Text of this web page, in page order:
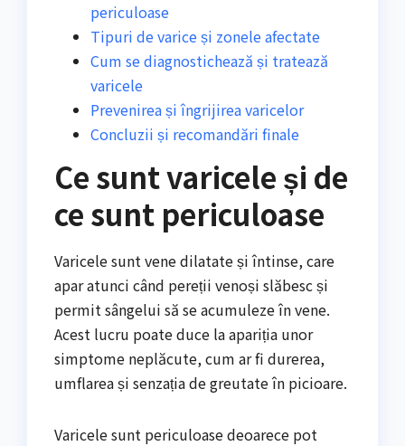
periculoase
Tipuri de varice și zonele afectate
Cum se diagnostichează și tratează
varicele
Prevenirea și îngrijirea varicelor
Concluzii și recomandări finale
Ce sunt varicele și de
ce sunt periculoase
Varicele sunt vene dilatate și întinse, care
apar atunci când pereții venoși slăbesc și
permit sângelui să se acumuleze în vene.
Acest lucru poate duce la apariția unor
simptome neplăcute, cum ar fi durerea,
umflarea și senzația de greutate în picioare.
Varicele sunt periculoase deoarece pot